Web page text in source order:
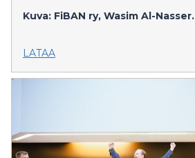
Kuva: FiBAN ry, Wasim Al-Nasser.
LATAA